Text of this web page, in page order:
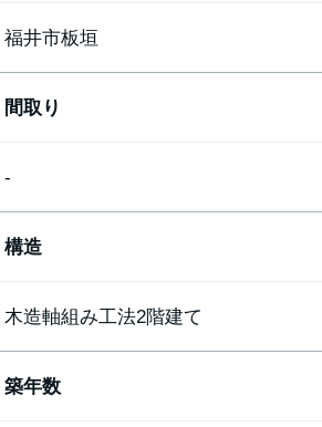
福井市板垣
間取り
-
構造
木造軸組み工法2階建て
築年数